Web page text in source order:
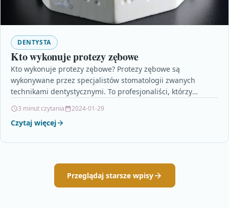
DENTYSTA
Kto wykonuje protezy zębowe
Kto wykonuje protezy zębowe? Protezy zębowe są
wykonywane przez specjalistów stomatologii zwanych
technikami dentystycznymi. To profesjonaliści, którzy
3 minut czytania 2024-01-29
Czytaj więcej
Przeglądaj starsze wpisy